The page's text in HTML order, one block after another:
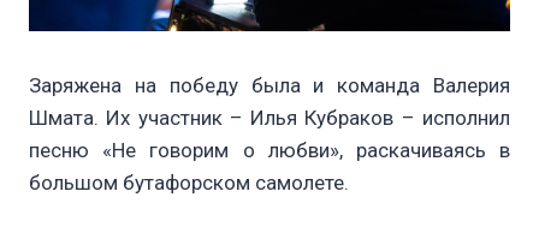
Заряжена на победу была и команда Валерия
Шмата. Их участник – Илья Кубраков – исполнил
песню «Не говорим о любви», раскачиваясь в
большом бутафорском самолете.